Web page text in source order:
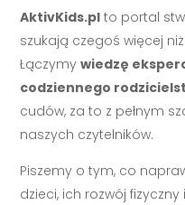
AktivKids.pl to portal
szukają czegoś więcej
Łączymywiedzę
codziennego
cudów, za to z pełnym
naszych czytelników.
Piszemy o tym, co
dzieci, ich rozwój